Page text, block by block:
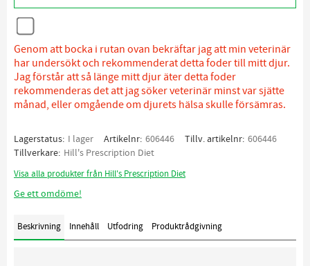
Genom att bocka i rutan ovan bekräftar jag att min veterinär
har undersökt och rekommenderat detta foder till mitt djur.
Jag förstår att så länge mitt djur äter detta foder
rekommenderas det att jag söker veterinär minst var sjätte
månad, eller omgående om djurets hälsa skulle försämras.
Lagerstatus I lager Artikelnr 606446 Tillv. artikelnr 606446
Tillverkare Hill's Prescription Diet
Visa alla produkter från Hill's Prescription Diet
Ge ett omdöme!
Beskrivning Innehåll Utfodring Produktrådgivning